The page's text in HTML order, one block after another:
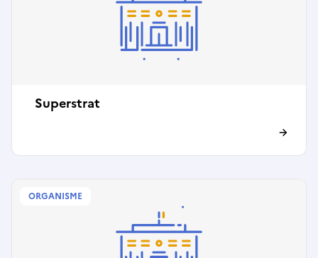
Superstrat
ORGANISME